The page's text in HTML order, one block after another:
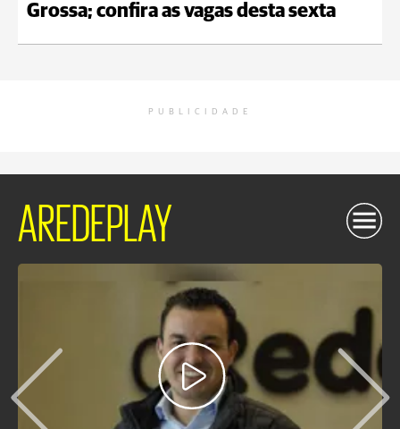
Grossa; confira as vagas desta sexta
PUBLICIDADE
AREDEPLAY